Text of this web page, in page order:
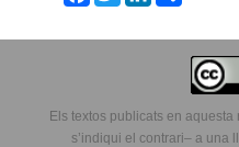
Els textos publicats en
s’indiqui el contrari– a una